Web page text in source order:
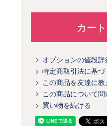
カー
オプションの値段詳
特定商取引法に基づ
この商品を友達に教
この商品について問
買い物を続ける